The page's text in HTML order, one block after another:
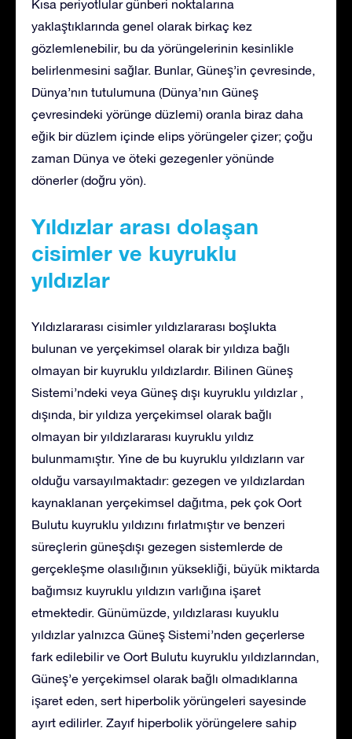
Kısa periyotlular günberi noktalarına
yaklaştıklarında genel olarak birkaç kez
gözlemlenebilir, bu da yörüngelerinin kesinlikle
belirlenmesini sağlar. Bunlar, Güneş’in çevresinde,
Dünya’nın tutulumuna (Dünya’nın Güneş
çevresindeki yörünge düzlemi) oranla biraz daha
eğik bir düzlem içinde elips yörüngeler çizer; çoğu
zaman Dünya ve öteki gezegenler yönünde
dönerler (doğru yön).
Yıldızlar arası dolaşan
cisimler ve kuyruklu
yıldızlar
Yıldızlararası cisimler yıldızlararası boşlukta
bulunan ve yerçekimsel olarak bir yıldıza bağlı
olmayan bir kuyruklu yıldızlardır. Bilinen Güneş
Sistemi’ndeki veya Güneş dışı kuyruklu yıldızlar ,
dışında, bir yıldıza yerçekimsel olarak bağlı
olmayan bir yıldızlararası kuyruklu yıldız
bulunmamıştır. Yine de bu kuyruklu yıldızların var
olduğu varsayılmaktadır: gezegen ve yıldızlardan
kaynaklanan yerçekimsel dağıtma, pek çok Oort
Bulutu kuyruklu yıldızını fırlatmıştır ve benzeri
süreçlerin güneşdışı gezegen sistemlerde de
gerçekleşme olasılığının yüksekliği, büyük miktarda
bağımsız kuyruklu yıldızın varlığına işaret
etmektedir. Günümüzde, yıldızlarası kuyuklu
yıldızlar yalnızca Güneş Sistemi’nden geçerlerse
fark edilebilir ve Oort Bulutu kuyruklu yıldızlarından,
Güneş’e yerçekimsel olarak bağlı olmadıklarına
işaret eden, sert hiperbolik yörüngeleri sayesinde
ayırt edilirler. Zayıf hiperbolik yörüngelere sahip